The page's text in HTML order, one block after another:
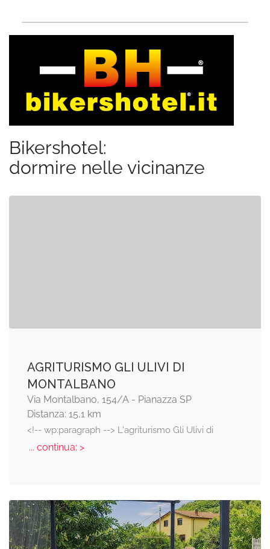
Bikershotel:
dormire nelle vicinanze
AGRITURISMO GLI ULIVI DI
MONTALBANO
Via Montalbano, 154/A - Pianazza SP
Distanza: 15,1 km
<!-- wp:paragraph --> L'agriturismo Gli Ulivi di
... continua: >